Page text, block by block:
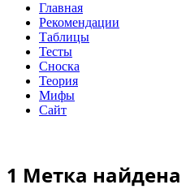
Главная
Рекомендации
Таблицы
Тесты
Сноска
Теория
Мифы
Сайт
1 Метка найдена